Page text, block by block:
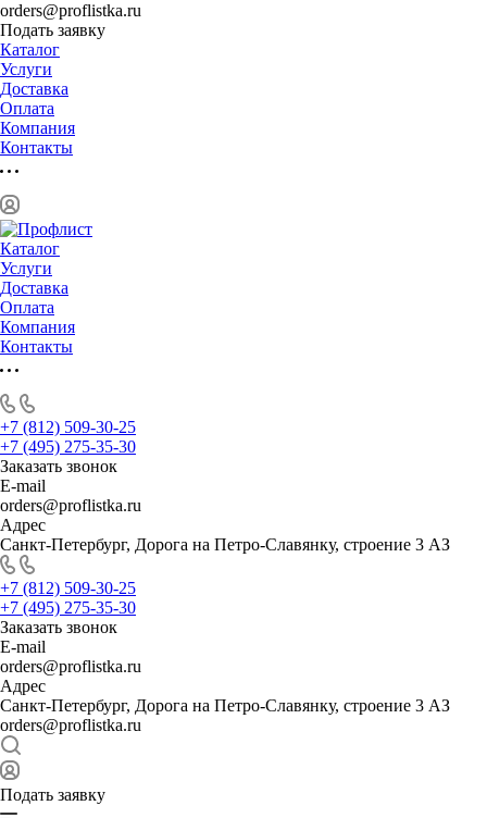
orders@proflistka.ru
Подать заявку
Каталог
Услуги
Доставка
Оплата
Компания
Контакты
Каталог
Услуги
Доставка
Оплата
Компания
Контакты
+7 (812) 509-30-25
+7 (495) 275-35-30
Заказать звонок
E-mail
orders@proflistka.ru
Адрес
Санкт-Петербург, Дорога на Петро-Славянку, строение 3 АЗ
+7 (812) 509-30-25
+7 (495) 275-35-30
Заказать звонок
E-mail
orders@proflistka.ru
Адрес
Санкт-Петербург, Дорога на Петро-Славянку, строение 3 АЗ
orders@proflistka.ru
Подать заявку